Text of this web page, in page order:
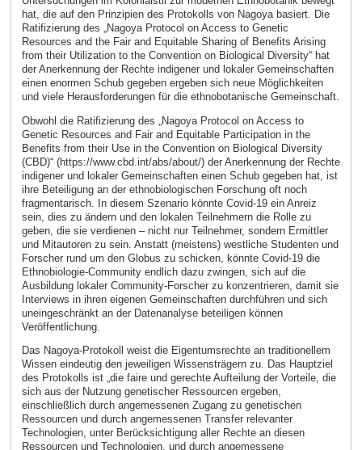
hat, die auf den Prinzipien des Protokolls von Nagoya basiert. Die
Ratifizierung des „Nagoya Protocol on Access to Genetic
Resources and the Fair and Equitable Sharing of Benefits Arising
from their Utilization to the Convention on Biological Diversity“ hat
der Anerkennung der Rechte indigener und lokaler Gemeinschaften
einen enormen Schub gegeben ergeben sich neue Möglichkeiten
und viele Herausforderungen für die ethnobotanische Gemeinschaft.
Obwohl die Ratifizierung des „Nagoya Protocol on Access to
Genetic Resources and Fair and Equitable Participation in the
Benefits from their Use in the Convention on Biological Diversity
(CBD)“ (https://www.cbd.int/abs/about/) der Anerkennung der Rechte
indigener und lokaler Gemeinschaften einen Schub gegeben hat, ist
ihre Beteiligung an der ethnobiologischen Forschung oft noch
fragmentarisch. In diesem Szenario könnte Covid-19 ein Anreiz
sein, dies zu ändern und den lokalen Teilnehmern die Rolle zu
geben, die sie verdienen – nicht nur Teilnehmer, sondern Ermittler
und Mitautoren zu sein. Anstatt (meistens) westliche Studenten und
Forscher rund um den Globus zu schicken, könnte Covid-19 die
Ethnobiologie-Community endlich dazu zwingen, sich auf die
Ausbildung lokaler Community-Forscher zu konzentrieren, damit sie
Interviews in ihren eigenen Gemeinschaften durchführen und sich
uneingeschränkt an der Datenanalyse beteiligen können
Veröffentlichung.
Das Nagoya-Protokoll weist die Eigentumsrechte an traditionellem
Wissen eindeutig den jeweiligen Wissensträgern zu. Das Hauptziel
des Protokolls ist „die faire und gerechte Aufteilung der Vorteile, die
sich aus der Nutzung genetischer Ressourcen ergeben,
einschließlich durch angemessenen Zugang zu genetischen
Ressourcen und durch angemessenen Transfer relevanter
Technologien, unter Berücksichtigung aller Rechte an diesen
Ressourcen und Technologien, und durch angemessene